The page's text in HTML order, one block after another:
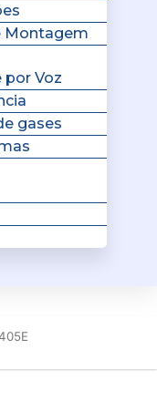
Montagem
por Voz
gases